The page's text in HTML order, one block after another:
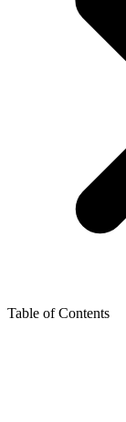
Table of Contents